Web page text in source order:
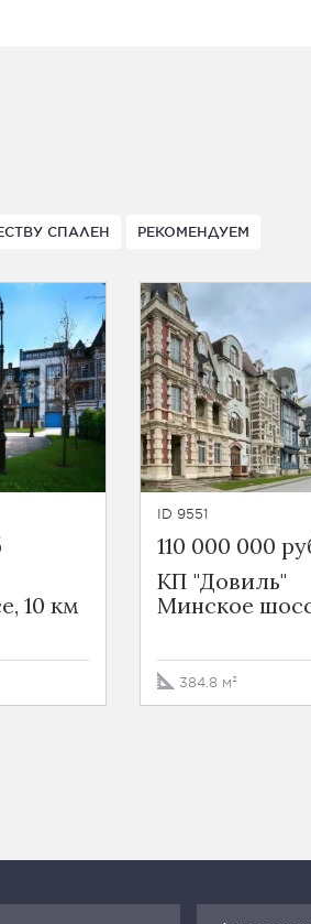
СПАЛЕН РЕКОМЕНДУЕМ
10 км
ID 9551
110 000 000
КП "Довиль"
Минское
384.8 м²